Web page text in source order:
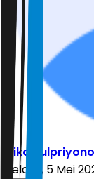
Niko Sulpriyono
Selasa, 5 Mei